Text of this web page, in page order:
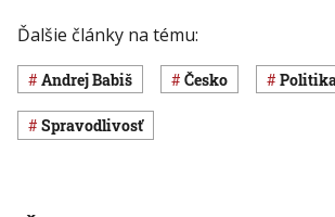
Ďalšie články na tému:
Andrej Babiš Česko
spravodlivosť